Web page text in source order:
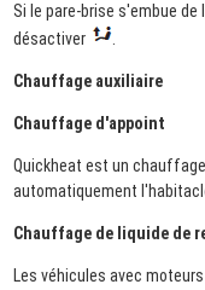
Si le pare-brise s'embue
désactiver
Chauffage auxiliaire
Chauffage d'appoint
Quickheat est un
automatiquement
Chauffage de liquide de
Les véhicules avec